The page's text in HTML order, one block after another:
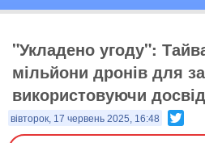
"Укладено угоду":
мільйони дронів для
використовуючи
вівторок, 17 червень 2025, 16:48